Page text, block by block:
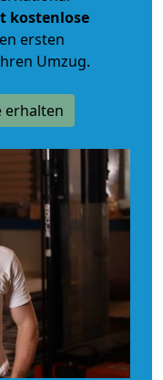
kostenlose
ersten
Umzug.
erhalten